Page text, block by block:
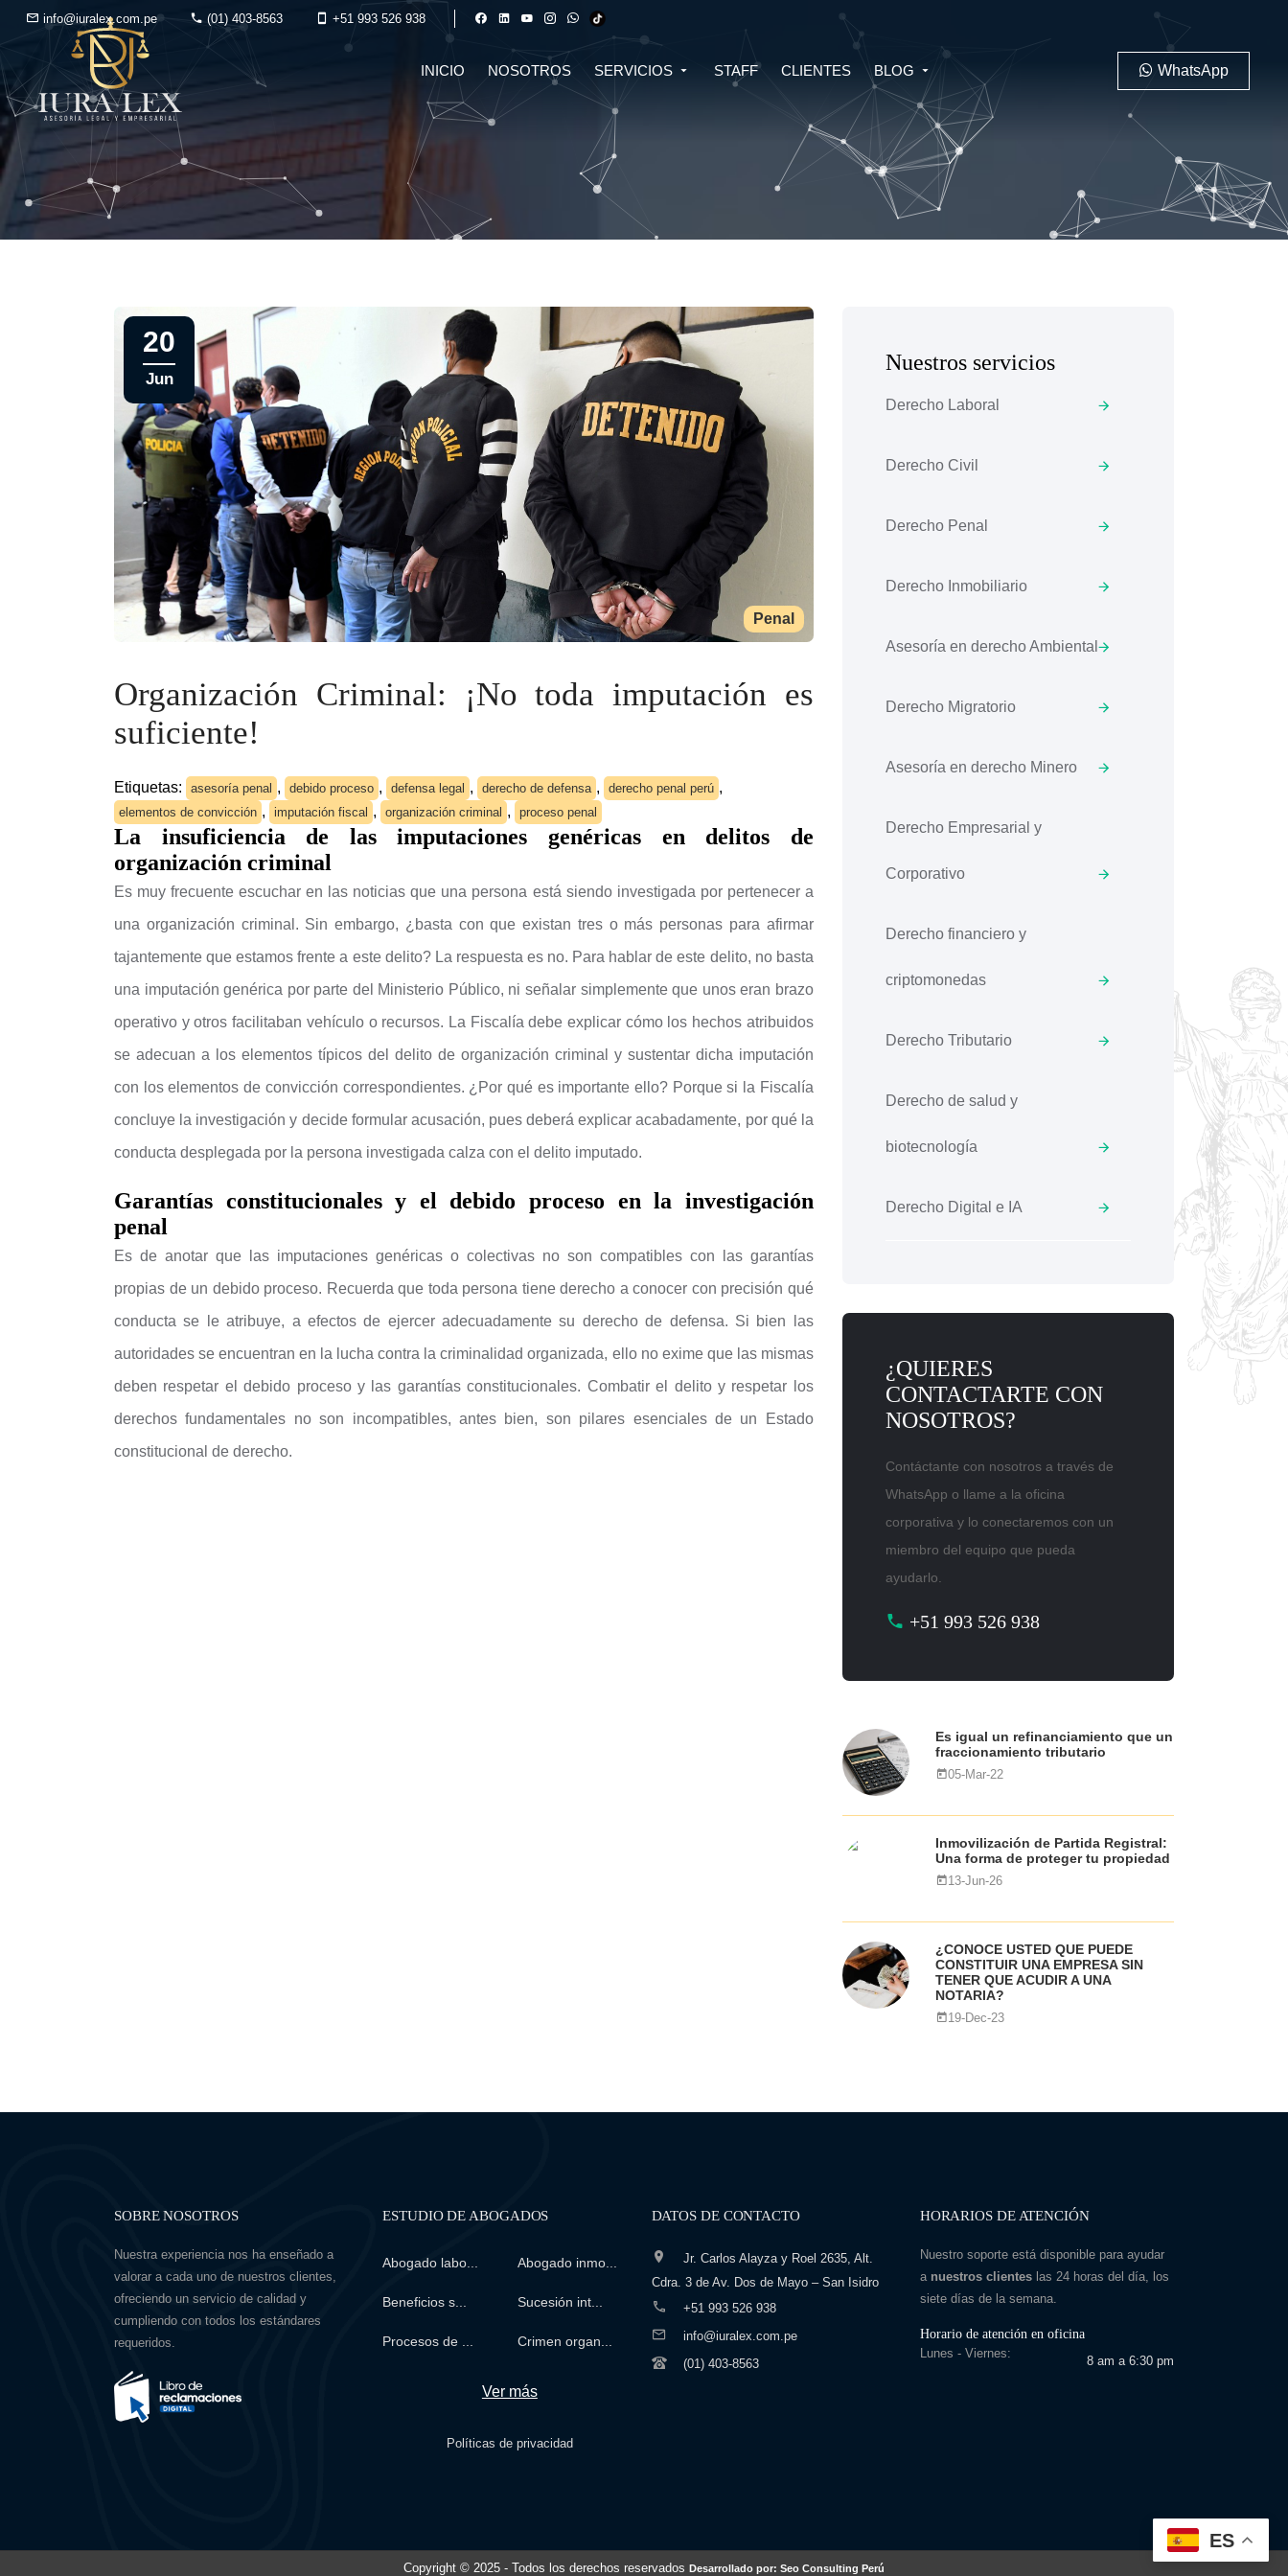
info@iuralex.com.pe (01) 403-8563 +51 993 526 938
INICIO NOSOTROS SERVICIOS
DERECHO FINANCIERO Y
CRIPTOMONEDAS
DERECHO TRIBUTARIO
DERECHO DE SALUD Y
BIOTECNOLOGÍA
DERECHO EMPRESARIAL Y
CORPORATIVO
DERECHO INMOBILIARIO DERECHO MIGRATORIO
ASESORÍA EN DERECHO AMBIENTAL ASESORÍA EN DERECHO MINERO
STAFF CLIENTES BLOG
PENAL
TRIBUTARIO
WhatsApp
Penal
20
Jun
Organización Criminal: ¡No toda imputación es
suficiente!
Etiquetas: asesoría penal , debido proceso , defensa legal , derecho de defensa , derecho penal perú ,
elementos de convicción , imputación fiscal , organización criminal , proceso penal
La insuficiencia de las imputaciones genéricas en delitos de
organización criminal
Es muy frecuente escuchar en las noticias que una persona está siendo investigada por pertenecer a
una organización criminal. Sin embargo, ¿basta con que existan tres o más personas para afirmar
tajantemente que estamos frente a este delito? La respuesta es no. Para hablar de este delito, no basta
una imputación genérica por parte del Ministerio Público, ni señalar simplemente que unos eran brazo
operativo y otros facilitaban vehículo o recursos. La Fiscalía debe explicar cómo los hechos atribuidos
se adecuan a los elementos típicos del delito de organización criminal y sustentar dicha imputación
con los elementos de convicción correspondientes. ¿Por qué es importante ello? Porque si la Fiscalía
concluye la investigación y decide formular acusación, pues deberá explicar acabadamente, por qué la
conducta desplegada por la persona investigada calza con el delito imputado.
Garantías constitucionales y el debido proceso en la investigación
penal
Es de anotar que las imputaciones genéricas o colectivas no son compatibles con las garantías
propias de un debido proceso. Recuerda que toda persona tiene derecho a conocer con precisión qué
conducta se le atribuye, a efectos de ejercer adecuadamente su derecho de defensa. Si bien las
autoridades se encuentran en la lucha contra la criminalidad organizada, ello no exime que las mismas
deben respetar el debido proceso y las garantías constitucionales. Combatir el delito y respetar los
derechos fundamentales no son incompatibles, antes bien, son pilares esenciales de un Estado
constitucional de derecho.
Nuestros servicios
Derecho Laboral
Derecho Civil
Derecho Penal
Derecho Inmobiliario
Asesoría en derecho Ambiental
Derecho Migratorio
Asesoría en derecho Minero
Derecho Empresarial y
Corporativo
Derecho financiero y
criptomonedas
Derecho Tributario
Derecho de salud y
biotecnología
Derecho Digital e IA
¿QUIERES
CONTACTARTE CON
NOSOTROS?
Contáctante con nosotros a través de
WhatsApp o llame a la oficina
corporativa y lo conectaremos con un
miembro del equipo que pueda
ayudarlo.
+51 993 526 938
Es igual un refinanciamiento que un
fraccionamiento tributario
05-Mar-22
Inmovilización de Partida Registral:
Una forma de proteger tu propiedad
13-Jun-26
¿CONOCE USTED QUE PUEDE
CONSTITUIR UNA EMPRESA SIN
TENER QUE ACUDIR A UNA
NOTARIA?
19-Dec-23
SOBRE NOSOTROS
Nuestra experiencia nos ha enseñado a
valorar a cada uno de nuestros clientes,
ofreciendo un servicio de calidad y
cumpliendo con todos los estándares
requeridos.
ESTUDIO DE ABOGADOS
Abogado labo... Abogado inmo...
Beneficios s... Sucesión int...
Procesos de ... Crimen organ...
Ver más
Políticas de privacidad
DATOS DE CONTACTO
Jr. Carlos Alayza y Roel 2635, Alt.
Cdra. 3 de Av. Dos de Mayo – San Isidro
+51 993 526 938
info@iuralex.com.pe
(01) 403-8563
HORARIOS DE ATENCIÓN
Nuestro soporte está disponible para ayudar
a nuestros clienteslas 24 horas del día, los
siete días de la semana.
Horario de atención en oficina
Lunes - Viernes:
8 am a 6:30 pm
Copyright © 2025 - Todos los derechos reservados Desarrollado por: Seo Consulting Perú
ES